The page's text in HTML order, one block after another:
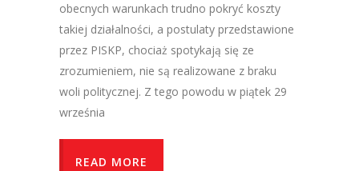
obecnych warunkach trudno pokryć koszty
takiej działalności, a postulaty przedstawione
przez PISKP, chociaż spotykają się ze
zrozumieniem, nie są realizowane z braku
woli politycznej. Z tego powodu w piątek 29
września
READ MORE